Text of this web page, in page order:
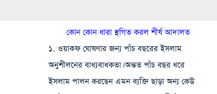
কোন কোন ধারা স্থগিত করল শীর্ষ আদালত
১. ওয়াকফ ঘোষণার জন্য পাঁচ বছরের ইসলাম
অনুশীলনের বাধ্যবাধকতা। অন্তত পাঁচ বছর ধরে
ইসলাম পালন করছেন এমন ব্যক্তি ছাড়া অন্য কেউ